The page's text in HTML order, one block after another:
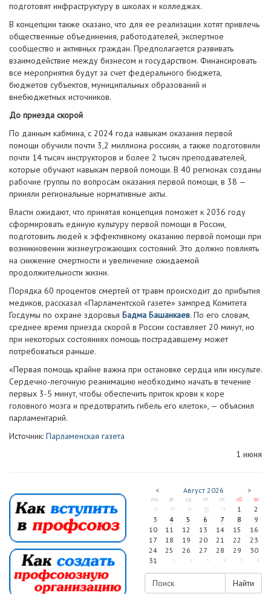
подготовят инфраструктуру в школах и колледжах.
В концепции также сказано, что для ее реализации хотят привлечь
общественные объединения, работодателей, экспертное
сообщество и активных граждан. Предполагается развивать
взаимодействие между бизнесом и государством. Финансировать
все мероприятия будут за счет федерального бюджета,
бюджетов субъектов, муниципальных образований и
внебюджетных источников.
До приезда скорой
По данным кабмина, с 2024 года навыкам оказания первой
помощи обучили почти 3,2 миллиона россиян, а также подготовили
почти 14 тысяч инструкторов и более 2 тысяч преподавателей,
которые обучают навыкам первой помощи. В 40 регионах созданы
рабочие группы по вопросам оказания первой помощи, в 38 —
приняли региональные нормативные акты.
Власти ожидают, что принятая концепция поможет к 2036 году
сформировать единую культуру первой помощи в России,
подготовить людей к эффективному оказанию первой помощи при
возникновении жизнеугрожающих состояний. Это должно повлиять
на снижение смертности и увеличение ожидаемой
продолжительности жизни.
Порядка 60 процентов смертей от травм происходит до прибытия
медиков, рассказал «Парламентской газете» зампред Комитета
Госдумы по охране здоровья Бадма Башанкаев. По его словам,
среднее время приезда скорой в России составляет 20 минут, но
при некоторых состояниях помощь пострадавшему может
потребоваться раньше.
«Первая помощь крайне важна при остановке сердца или инсульте.
Сердечно-легочную реанимацию необходимо начать в течение
первых 3-5 минут, чтобы обеспечить приток крови к коре
головного мозга и предотвратить гибель его клеток», — объяснил
парламентарий.
Источник: Парламенская газета
1 июня
< Август 2026 >
пн вт ср чт пт сб вс
27 28 29 30 31 1
2
3
4 5 6 7 8
9
10
11 12 13 14 15
16
17
18 19 20 21 22
23
24
25 26 27 28 29
30
31
1 2 3 4 5 6
Найти